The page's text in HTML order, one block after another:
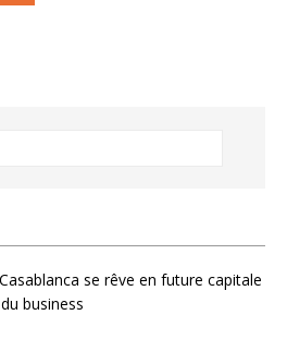
se rêve en future capitale
business